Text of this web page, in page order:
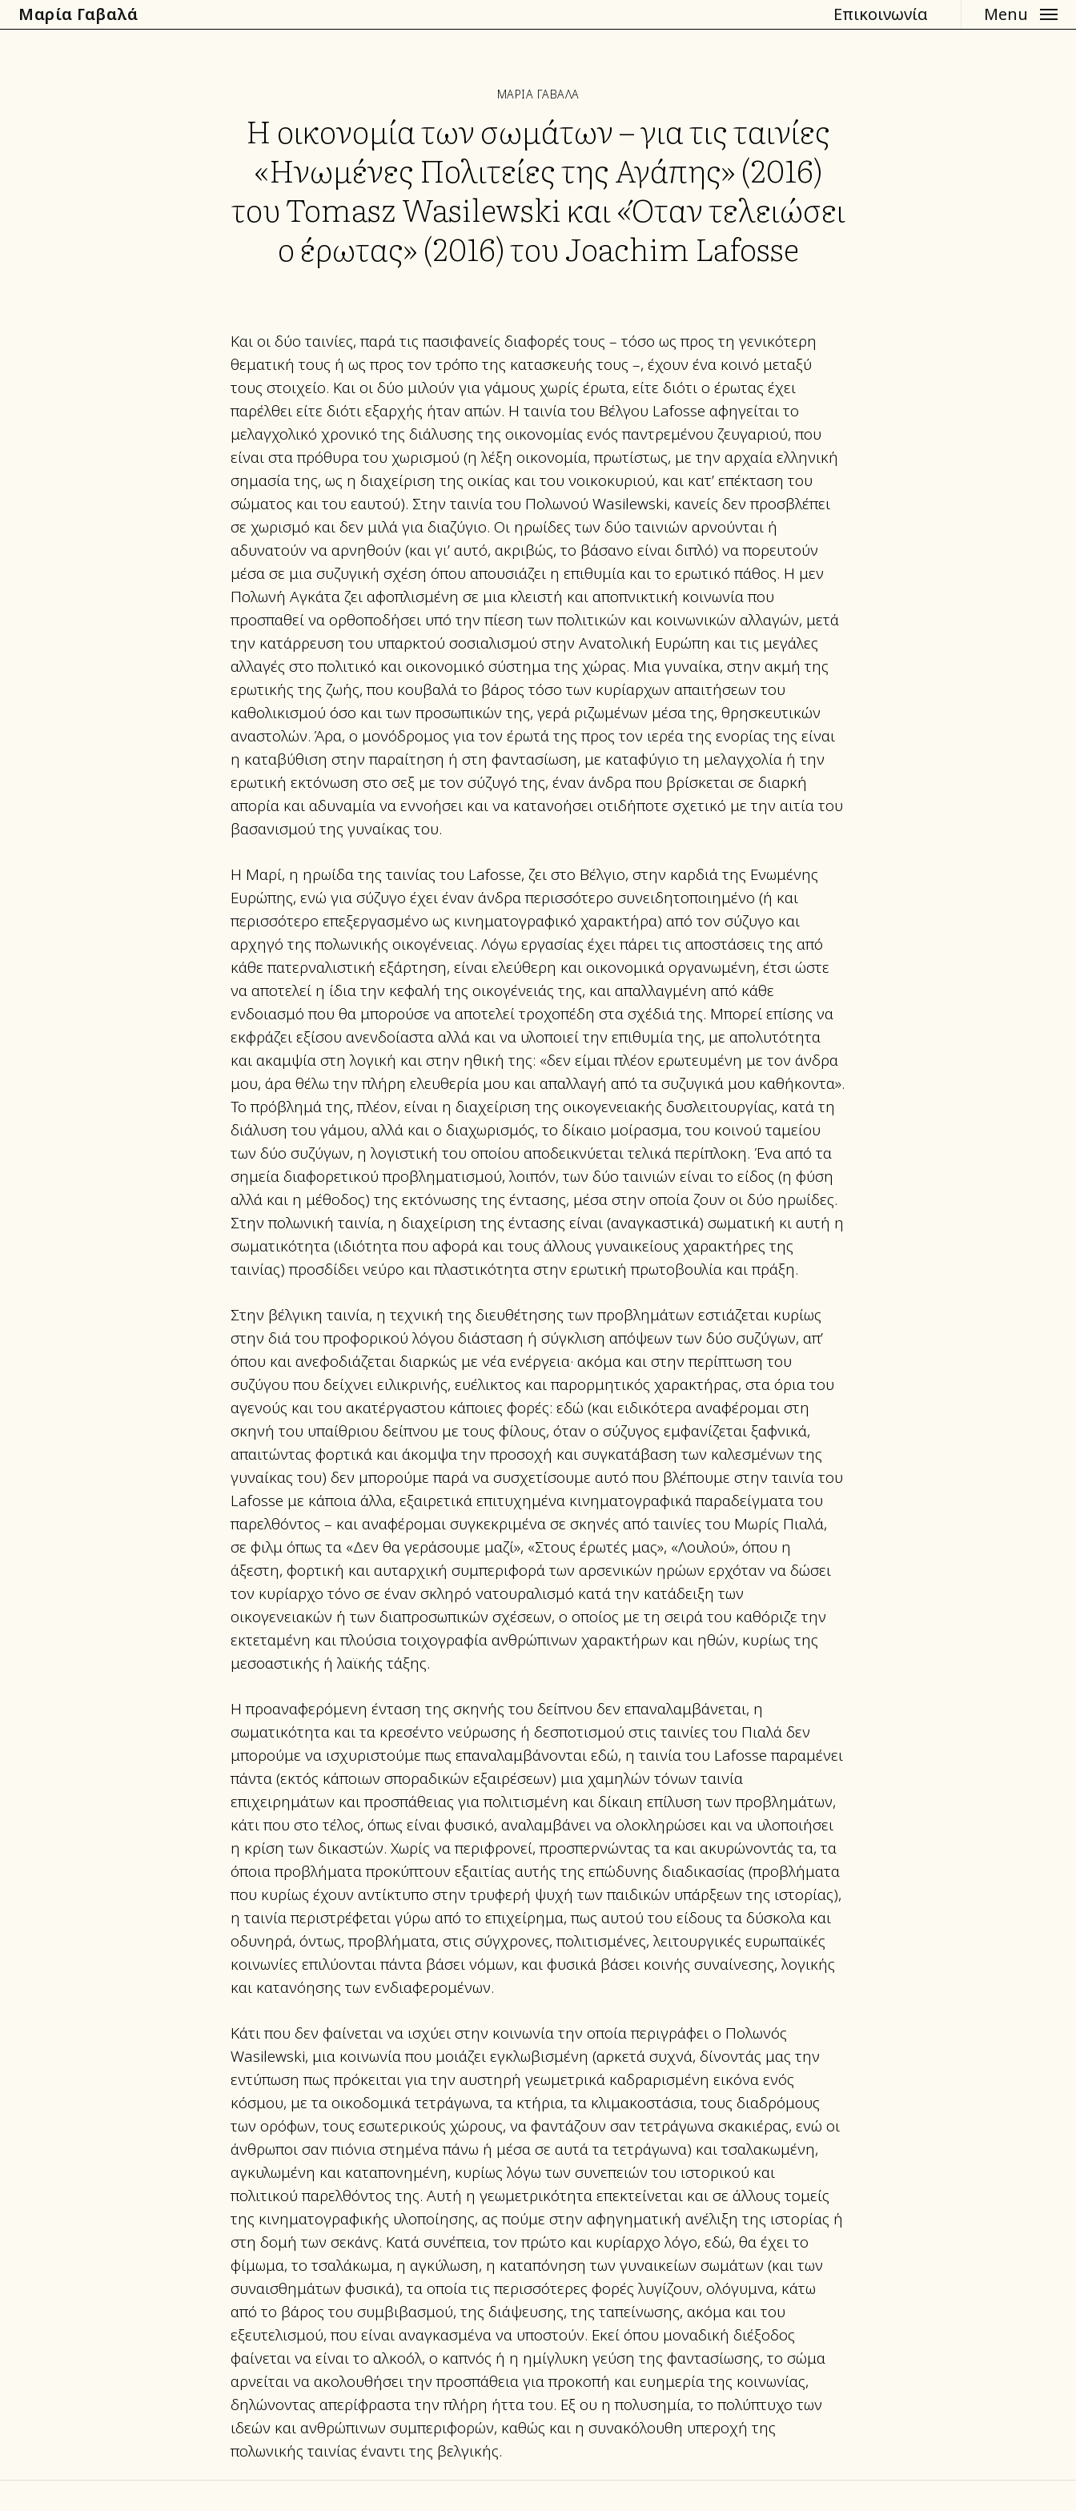
Skip
to
Μαρία Γαβαλά Επικοινωνία Menu
ΜΑΡΙΑ ΓΑΒΑΛΑ
Η οικονομία των σωμάτων – για τις ταινίες
«Ηνωμένες Πολιτείες της Αγάπης» (2016)
του Tomasz Wasilewski και «Όταν τελειώσει
ο έρωτας» (2016) του Joachim Lafosse
Και οι δύο ταινίες, παρά τις πασιφανείς διαφορές τους – τόσο ως προς τη γενικότερη
θεματική τους ή ως προς τον τρόπο της κατασκευής τους –, έχουν ένα κοινό μεταξύ
τους στοιχείο. Και οι δύο μιλούν για γάμους χωρίς έρωτα, είτε διότι ο έρωτας έχει
παρέλθει είτε διότι εξαρχής ήταν απών. Η ταινία του Βέλγου Lafosse αφηγείται το
μελαγχολικό χρονικό της διάλυσης της οικονομίας ενός παντρεμένου ζευγαριού, που
είναι στα πρόθυρα του χωρισμού (η λέξη οικονομία, πρωτίστως, με την αρχαία ελληνική
σημασία της, ως η διαχείριση της οικίας και του νοικοκυριού, και κατ’ επέκταση του
σώματος και του εαυτού). Στην ταινία του Πολωνού Wasilewski, κανείς δεν προσβλέπει
σε χωρισμό και δεν μιλά για διαζύγιο. Οι ηρωίδες των δύο ταινιών αρνούνται ή
αδυνατούν να αρνηθούν (και γι’ αυτό, ακριβώς, το βάσανο είναι διπλό) να πορευτούν
μέσα σε μια συζυγική σχέση όπου απουσιάζει η επιθυμία και το ερωτικό πάθος. Η μεν
Πολωνή Αγκάτα ζει αφοπλισμένη σε μια κλειστή και αποπνικτική κοινωνία που
προσπαθεί να ορθοποδήσει υπό την πίεση των πολιτικών και κοινωνικών αλλαγών, μετά
την κατάρρευση του υπαρκτού σοσιαλισμού στην Ανατολική Ευρώπη και τις μεγάλες
αλλαγές στο πολιτικό και οικονομικό σύστημα της χώρας. Μια γυναίκα, στην ακμή της
ερωτικής της ζωής, που κουβαλά το βάρος τόσο των κυρίαρχων απαιτήσεων του
καθολικισμού όσο και των προσωπικών της, γερά ριζωμένων μέσα της, θρησκευτικών
αναστολών. Άρα, ο μονόδρομος για τον έρωτά της προς τον ιερέα της ενορίας της είναι
η καταβύθιση στην παραίτηση ή στη φαντασίωση, με καταφύγιο τη μελαγχολία ή την
ερωτική εκτόνωση στο σεξ με τον σύζυγό της, έναν άνδρα που βρίσκεται σε διαρκή
απορία και αδυναμία να εννοήσει και να κατανοήσει οτιδήποτε σχετικό με την αιτία του
βασανισμού της γυναίκας του.
Η Μαρί, η ηρωίδα της ταινίας του Lafosse, ζει στο Βέλγιο, στην καρδιά της Ενωμένης
Ευρώπης, ενώ για σύζυγο έχει έναν άνδρα περισσότερο συνειδητοποιημένο (ή και
περισσότερο επεξεργασμένο ως κινηματογραφικό χαρακτήρα) από τον σύζυγο και
αρχηγό της πολωνικής οικογένειας. Λόγω εργασίας έχει πάρει τις αποστάσεις της από
κάθε πατερναλιστική εξάρτηση, είναι ελεύθερη και οικονομικά οργανωμένη, έτσι ώστε
να αποτελεί η ίδια την κεφαλή της οικογένειάς της, και απαλλαγμένη από κάθε
ενδοιασμό που θα μπορούσε να αποτελεί τροχοπέδη στα σχέδιά της. Μπορεί επίσης να
εκφράζει εξίσου ανενδοίαστα αλλά και να υλοποιεί την επιθυμία της, με απολυτότητα
και ακαμψία στη λογική και στην ηθική της: «δεν είμαι πλέον ερωτευμένη με τον άνδρα
μου, άρα θέλω την πλήρη ελευθερία μου και απαλλαγή από τα συζυγικά μου καθήκοντα».
Το πρόβλημά της, πλέον, είναι η διαχείριση της οικογενειακής δυσλειτουργίας, κατά τη
διάλυση του γάμου, αλλά και ο διαχωρισμός, το δίκαιο μοίρασμα, του κοινού ταμείου
των δύο συζύγων, η λογιστική του οποίου αποδεικνύεται τελικά περίπλοκη. Ένα από τα
σημεία διαφορετικού προβληματισμού, λοιπόν, των δύο ταινιών είναι το είδος (η φύση
αλλά και η μέθοδος) της εκτόνωσης της έντασης, μέσα στην οποία ζουν οι δύο ηρωίδες.
Στην πολωνική ταινία, η διαχείριση της έντασης είναι (αναγκαστικά) σωματική κι αυτή η
σωματικότητα (ιδιότητα που αφορά και τους άλλους γυναικείους χαρακτήρες της
ταινίας) προσδίδει νεύρο και πλαστικότητα στην ερωτική πρωτοβουλία και πράξη.
Στην βέλγικη ταινία, η τεχνική της διευθέτησης των προβλημάτων εστιάζεται κυρίως
στην διά του προφορικού λόγου διάσταση ή σύγκλιση απόψεων των δύο συζύγων, απ’
όπου και ανεφοδιάζεται διαρκώς με νέα ενέργεια· ακόμα και στην περίπτωση του
συζύγου που δείχνει ειλικρινής, ευέλικτος και παρορμητικός χαρακτήρας, στα όρια του
αγενούς και του ακατέργαστου κάποιες φορές: εδώ (και ειδικότερα αναφέρομαι στη
σκηνή του υπαίθριου δείπνου με τους φίλους, όταν ο σύζυγος εμφανίζεται ξαφνικά,
απαιτώντας φορτικά και άκομψα την προσοχή και συγκατάβαση των καλεσμένων της
γυναίκας του) δεν μπορούμε παρά να συσχετίσουμε αυτό που βλέπουμε στην ταινία του
Lafosse με κάποια άλλα, εξαιρετικά επιτυχημένα κινηματογραφικά παραδείγματα του
παρελθόντος – και αναφέρομαι συγκεκριμένα σε σκηνές από ταινίες του Μωρίς Πιαλά,
σε φιλμ όπως τα «Δεν θα γεράσουμε μαζί», «Στους έρωτές μας», «Λουλού», όπου η
άξεστη, φορτική και αυταρχική συμπεριφορά των αρσενικών ηρώων ερχόταν να δώσει
τον κυρίαρχο τόνο σε έναν σκληρό νατουραλισμό κατά την κατάδειξη των
οικογενειακών ή των διαπροσωπικών σχέσεων, ο οποίος με τη σειρά του καθόριζε την
εκτεταμένη και πλούσια τοιχογραφία ανθρώπινων χαρακτήρων και ηθών, κυρίως της
μεσοαστικής ή λαϊκής τάξης.
Η προαναφερόμενη ένταση της σκηνής του δείπνου δεν επαναλαμβάνεται, η
σωματικότητα και τα κρεσέντο νεύρωσης ή δεσποτισμού στις ταινίες του Πιαλά δεν
μπορούμε να ισχυριστούμε πως επαναλαμβάνονται εδώ, η ταινία του Lafosse παραμένει
πάντα (εκτός κάποιων σποραδικών εξαιρέσεων) μια χαμηλών τόνων ταινία
επιχειρημάτων και προσπάθειας για πολιτισμένη και δίκαιη επίλυση των προβλημάτων,
κάτι που στο τέλος, όπως είναι φυσικό, αναλαμβάνει να ολοκληρώσει και να υλοποιήσει
η κρίση των δικαστών. Χωρίς να περιφρονεί, προσπερνώντας τα και ακυρώνοντάς τα, τα
όποια προβλήματα προκύπτουν εξαιτίας αυτής της επώδυνης διαδικασίας (προβλήματα
που κυρίως έχουν αντίκτυπο στην τρυφερή ψυχή των παιδικών υπάρξεων της ιστορίας),
η ταινία περιστρέφεται γύρω από το επιχείρημα, πως αυτού του είδους τα δύσκολα και
οδυνηρά, όντως, προβλήματα, στις σύγχρονες, πολιτισμένες, λειτουργικές ευρωπαϊκές
κοινωνίες επιλύονται πάντα βάσει νόμων, και φυσικά βάσει κοινής συναίνεσης, λογικής
και κατανόησης των ενδιαφερομένων.
Κάτι που δεν φαίνεται να ισχύει στην κοινωνία την οποία περιγράφει ο Πολωνός
Wasilewski, μια κοινωνία που μοιάζει εγκλωβισμένη (αρκετά συχνά, δίνοντάς μας την
εντύπωση πως πρόκειται για την αυστηρή γεωμετρικά καδραρισμένη εικόνα ενός
κόσμου, με τα οικοδομικά τετράγωνα, τα κτήρια, τα κλιμακοστάσια, τους διαδρόμους
των ορόφων, τους εσωτερικούς χώρους, να φαντάζουν σαν τετράγωνα σκακιέρας, ενώ οι
άνθρωποι σαν πιόνια στημένα πάνω ή μέσα σε αυτά τα τετράγωνα) και τσαλακωμένη,
αγκυλωμένη και καταπονημένη, κυρίως λόγω των συνεπειών του ιστορικού και
πολιτικού παρελθόντος της. Αυτή η γεωμετρικότητα επεκτείνεται και σε άλλους τομείς
της κινηματογραφικής υλοποίησης, ας πούμε στην αφηγηματική ανέλιξη της ιστορίας ή
στη δομή των σεκάνς. Κατά συνέπεια, τον πρώτο και κυρίαρχο λόγο, εδώ, θα έχει το
φίμωμα, το τσαλάκωμα, η αγκύλωση, η καταπόνηση των γυναικείων σωμάτων (και των
συναισθημάτων φυσικά), τα οποία τις περισσότερες φορές λυγίζουν, ολόγυμνα, κάτω
από το βάρος του συμβιβασμού, της διάψευσης, της ταπείνωσης, ακόμα και του
εξευτελισμού, που είναι αναγκασμένα να υποστούν. Εκεί όπου μοναδική διέξοδος
φαίνεται να είναι το αλκοόλ, ο καπνός ή η ημίγλυκη γεύση της φαντασίωσης, το σώμα
αρνείται να ακολουθήσει την προσπάθεια για προκοπή και ευημερία της κοινωνίας,
δηλώνοντας απερίφραστα την πλήρη ήττα του. Εξ ου η πολυσημία, το πολύπτυχο των
ιδεών και ανθρώπινων συμπεριφορών, καθώς και η συνακόλουθη υπεροχή της
πολωνικής ταινίας έναντι της βελγικής.